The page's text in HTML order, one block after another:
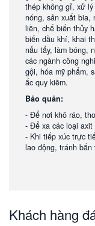
thép không gỉ, xử
nóng, sản xuất bia,
liền, chế biến thủy
biến dầu khí, khai
nấu tẩy, làm bóng,
các ngành công
gội, hóa mỹ phẩm,
ắc quy kiềm.
Bảo quản:
- Để nơi khô ráo,
- Để xa các loại
- Khi tiếp xúc trực
lao động, tránh bắn
Khách hàng